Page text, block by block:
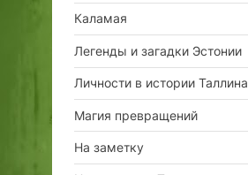
Каламая
Легенды и загадки Эстонии
Личности в истории Таллина
Магия превращений
На заметку